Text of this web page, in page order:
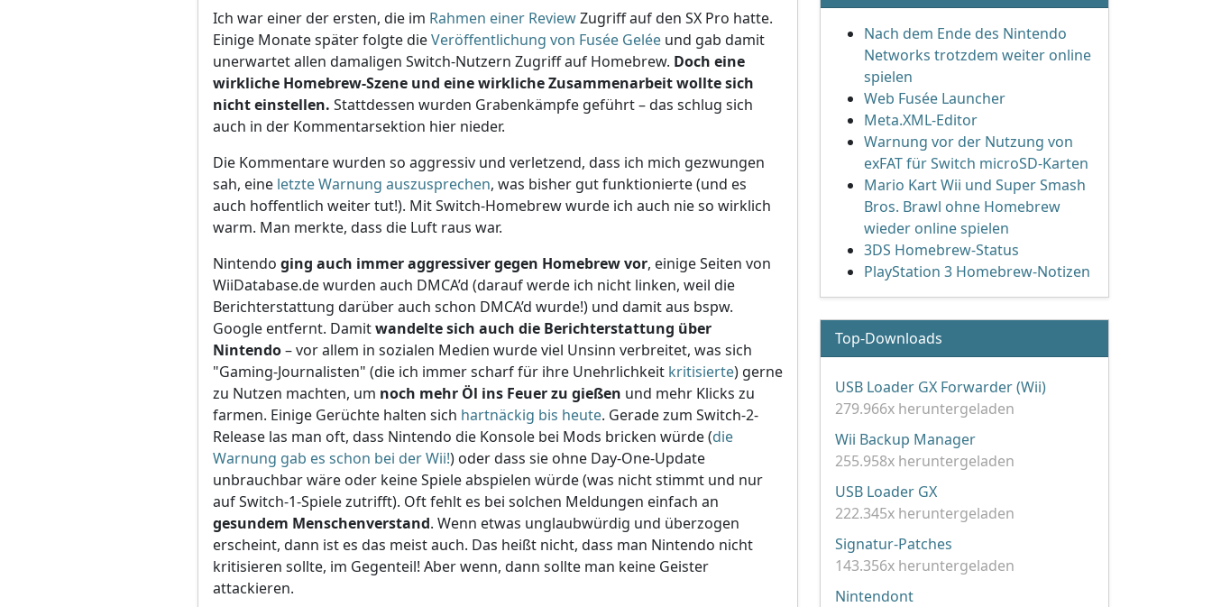
Ich war einer der ersten, die im Rahmen einer ReviewZugriff auf den SX Pro hatte.
Einige Monate später folgte dieVeröffentlichung von Fusée Gelée und gab damit
unerwartet allen damaligen Switch-Nutzern Zugriff auf Homebrew. Doch eine
wirkliche Homebrew-Szene und eine wirkliche Zusammenarbeit wollte sich
nicht einstellen. Stattdessen wurden Grabenkämpfe geführt – das schlug sich
auch in der Kommentarsektion hier nieder.
Die Kommentare wurden so aggressiv und verletzend, dass ich mich gezwungen
sah, eine letzte Warnung auszusprechen, was bisher gut funktionierte (und es
auch hoffentlich weiter tut!). Mit Switch-Homebrew wurde ich auch nie so wirklich
warm. Man merkte, dass die Luft raus war.
Nintendo ging auch immer aggressiver gegen Homebrew vor, einige Seiten von
WiiDatabase.de wurden auch DMCA’d (darauf werde ich nicht linken, weil die
Berichterstattung darüber auch schon DMCA’d wurde!) und damit aus bspw.
Google entfernt. Damitwandelte sich auch die Berichterstattung über
Nintendo– vor allem in sozialen Medien wurde viel Unsinn verbreitet, was sich
"Gaming-Journalisten" (die ich immer scharf für ihre Unehrlichkeit kritisierte) gerne
zu Nutzen machten, um noch mehr Öl ins Feuer zu gießen und mehr Klicks zu
farmen. Einige Gerüchte halten sich hartnäckig bis heute. Gerade zum Switch-2-
Release las man oft, dass Nintendo die Konsole bei Mods bricken würde (die
Warnung gab es schon bei der Wii!) oder dass sie ohne Day-One-Update
unbrauchbar wäre oder keine Spiele abspielen würde (was nicht stimmt und nur
auf Switch-1-Spiele zutrifft). Oft fehlt es bei solchen Meldungen einfach an
gesundem Menschenverstand. Wenn etwas unglaubwürdig und überzogen
erscheint, dann ist es das meist auch. Das heißt nicht, dass man Nintendo nicht
kritisieren sollte, im Gegenteil! Aber wenn, dann sollte man keine Geister
attackieren.
Nach dem Ende des Nintendo
Networks trotzdem weiter online
spielen
Web Fusée Launcher
Meta.XML-Editor
Warnung vor der Nutzung von
exFAT für Switch microSD-Karten
Mario Kart Wii und Super Smash
Bros. Brawl ohne Homebrew
wieder online spielen
3DS Homebrew-Status
PlayStation 3 Homebrew-Notizen
Top-Downloads
USB Loader GX Forwarder (Wii)
279.966x heruntergeladen
Wii Backup Manager
255.958x heruntergeladen
USB Loader GX
222.345x heruntergeladen
Signatur-Patches
143.356x heruntergeladen
Nintendont